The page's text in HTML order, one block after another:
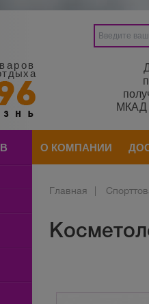
МКАД
О КОМПАНИИ
Главная